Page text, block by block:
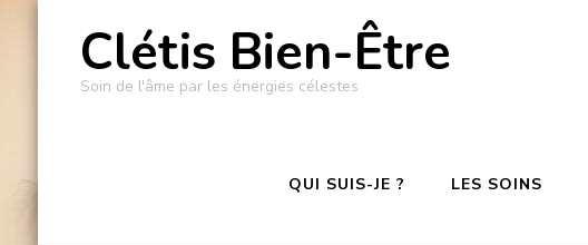
Clétis Bien-Être
Soin de l'âme par les énergies célestes
QUI SUIS-JE ? LES SOINS